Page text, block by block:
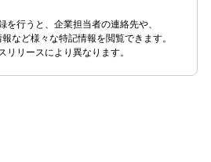
を行うと、企業担当者の連絡先や、
など様々な特記情報を閲覧できます。
リリースにより異なります。